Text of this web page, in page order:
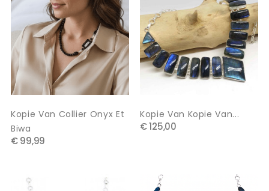
Kopie Van Collier Onyx Et
Biwa
€ 99,99
Kopie Van Kopie Van...
€ 125,00